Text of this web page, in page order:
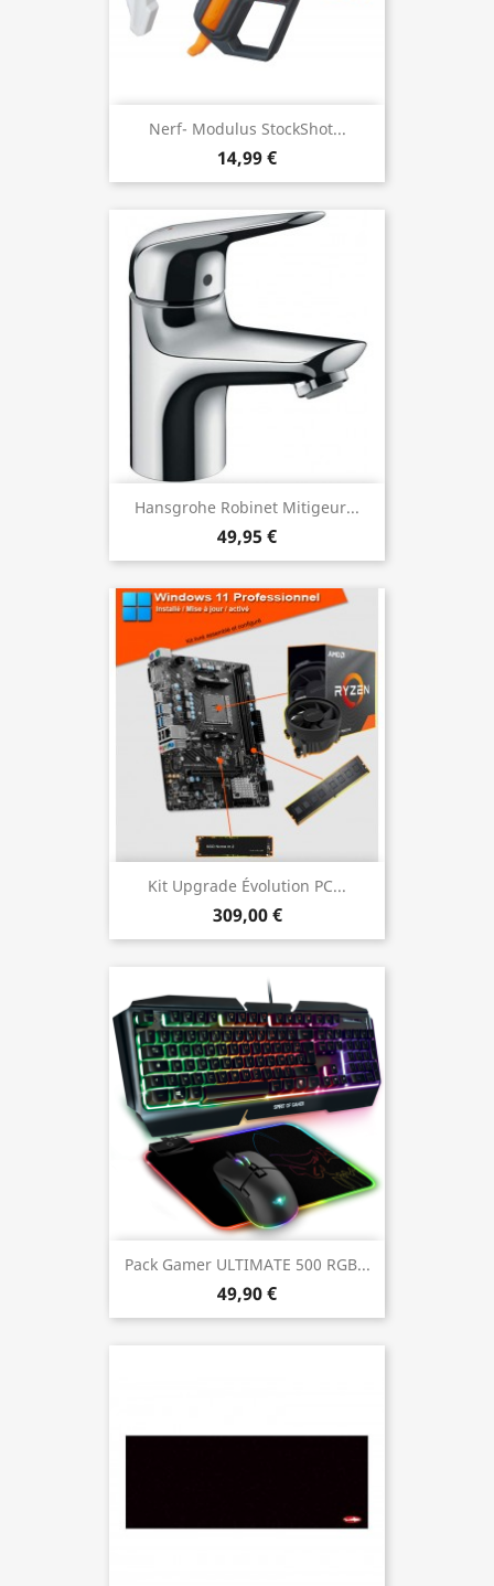
Nerf- Modulus StockShot...
14,99 €
Hansgrohe Robinet Mitigeur...
49,95 €
Kit Upgrade Évolution PC...
309,00 €
Pack Gamer ULTIMATE 500 RGB...
49,90 €